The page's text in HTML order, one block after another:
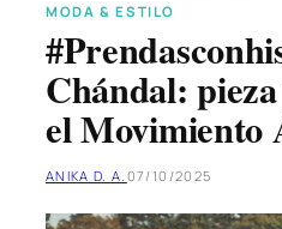
MODA & ESTILO
Chándal:
el Movimiento
ANIKA D. A. 07/10/2025